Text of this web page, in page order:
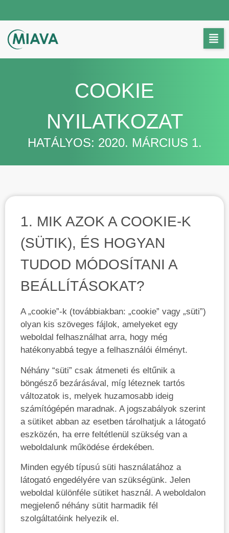
COOKIE
NYILATKOZAT
HATÁLYOS: 2020. MÁRCIUS 1.
1. MIK AZOK A COOKIE-K
(SÜTIK), ÉS HOGYAN
TUDOD MÓDOSÍTANI A
BEÁLLÍTÁSOKAT?
A „cookie”-k (továbbiakban: „cookie” vagy „süti”)
olyan kis szöveges fájlok, amelyeket egy
weboldal felhasználhat arra, hogy még
hatékonyabbá tegye a felhasználói élményt.
Néhány “süti” csak átmeneti és eltűnik a
böngésző bezárásával, míg léteznek tartós
változatok is, melyek huzamosabb ideig
számítógépén maradnak. A jogszabályok szerint
a sütiket abban az esetben tárolhatjuk a látogató
eszközén, ha erre feltétlenül szükség van a
weboldalunk működése érdekében.
Minden egyéb típusú süti használatához a
látogató engedélyére van szükségünk. Jelen
weboldal különféle sütiket használ. A weboldalon
megjelenő néhány sütit harmadik fél
szolgáltatóink helyezik el.